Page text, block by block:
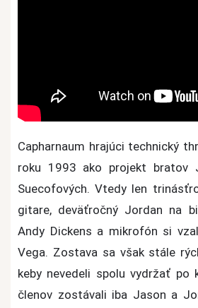
Capharnaum hrajúci technický
roku 1993 ako projekt bratov
Suecofových. Vtedy len
gitare, deväťročný Jordan na
Andy Dickens a mikrofón si
Vega. Zostava sa však stále
keby nevedeli spolu vydržať po
členov zostávali iba Jason a